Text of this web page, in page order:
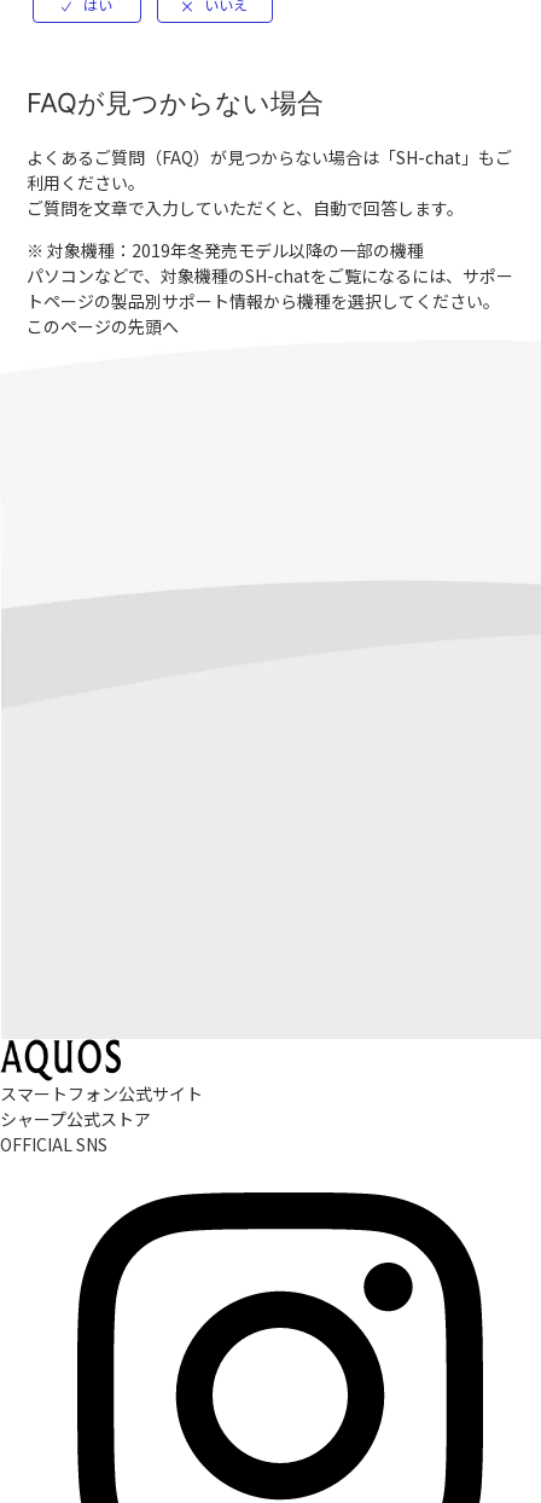
FAQが見つからない場合
よくあるご質問（FAQ）が見つからない場合は「SH-chat 」もご
利用ください。
ご質問を文章で入力していただくと、自動で回答します。
※ 対象機種：2019年冬発売モデル以降の一部の機種
パソコンなどで、対象機種のSH-chatをご覧になるには、サポー
トページの製品別サポート情報から機種を選択してください。
このページの先頭へ
スマートフォン公式サイト
シャープ公式ストア
OFFICIAL SNS